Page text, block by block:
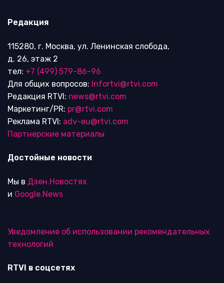
Редакция
115280, г. Москва, ул. Ленинская слобода,
д. 26, этаж 2
тел: +7 (499) 579-86-96
Для общих вопросов: Infortvi@rtvi.com
Редакция RTVI: news@rtvi.com
Маркетинг/PR: pr@rtvi.com
Реклама RTVI: adv-eu@rtvi.com
Партнерские материалы
Достойные новости
Мы в Дзен.Новостях
и Google.News
Уведомление об использовании рекомендательных
технологий
RTVI в соцсетях